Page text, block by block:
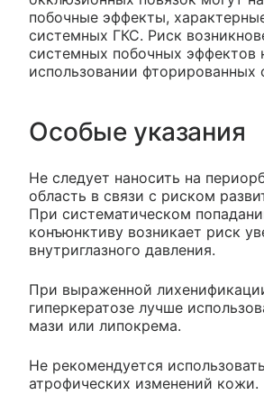
побочные эффекты,
системных ГКС. Риск
системных побочных эффектов
использовании фторированных
Особые указания
Не следует наносить на
область в связи с риском
При систематическом
конъюнктиву возникает риск
внутриглазного давления.
При выраженной
гиперкератозе лучше
мази или липокрема.
Не рекомендуется
атрофических изменений кожи.